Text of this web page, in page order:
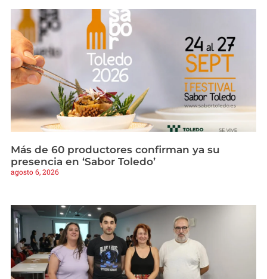
Más de 60 productores confirman ya su
presencia en ‘Sabor Toledo’
agosto 6, 2026